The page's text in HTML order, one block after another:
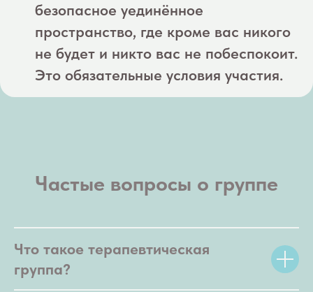
безопасное уединённое
пространство, где кроме вас никого
не будет и никто вас не побеспокоит.
Это обязательные условия участия.
Частые вопросы о группе
Что такое терапевтическая
группа?